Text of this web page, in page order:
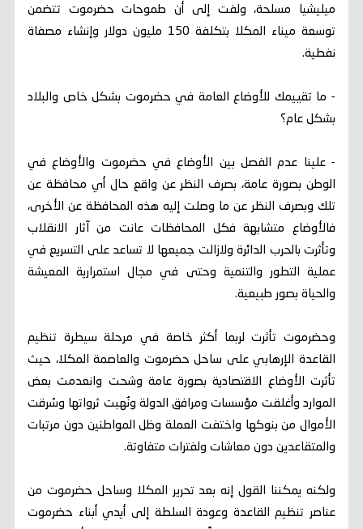
ميليشيا مسلحة، ولفت إلى أن طموحات حضرموت تتضمن
توسعة ميناء المكلا بتكلفة 150 مليون دولار وإنشاء مصفاة
نفطية.
- ما تقييمك للأوضاع العامة في حضرموت بشكل خاص والبلاد
بشكل عام؟
- علينا عدم الفصل بين الأوضاع في حضرموت والأوضاع في
الوطن بصورة عامة، بصرف النظر عن واقع حال أي محافظة عن
تلك وبصرف النظر عن ما وصلت إليه هذه المحافظة عن الأخرى،
فالأوضاع متشابهة فكل المحافظات عانت من آثار الانقلاب
وتأثرت بالحرب الدائرة ولازالت جميعها لا تساعد على التسريع في
عملية التطور والتنمية وحتى في مجال استمرارية المعيشة
والحياة بصور طبيعية.
وحضرموت تأثرت لربما أكثر خاصة في مرحلة سيطرة تنظيم
القاعدة الإرهابي على ساحل حضرموت والعاصمة المكلا، حيث
تأثرت الأوضاع الاقتصادية بصورة عامة وشحت وانعدمت بعض
الموارد وأغلقت مؤسسات ومرافق الدولة ونُهبت ثرواتها وسُرقت
الأموال من بنوكها واختفت العملة وظل المواطنين دون مرتبات
والمتقاعدين دون معاشات ولفترات متفاوتة.
ولكنه يمكننا القول إنه بعد تحرير المكلا وساحل حضرموت من
عناصر تنظيم القاعدة وعودة السلطة إلى أيدي أبناء حضرموت